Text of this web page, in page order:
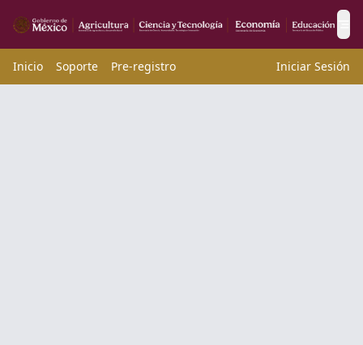
Inicio Soporte Pre-registro Iniciar Sesión